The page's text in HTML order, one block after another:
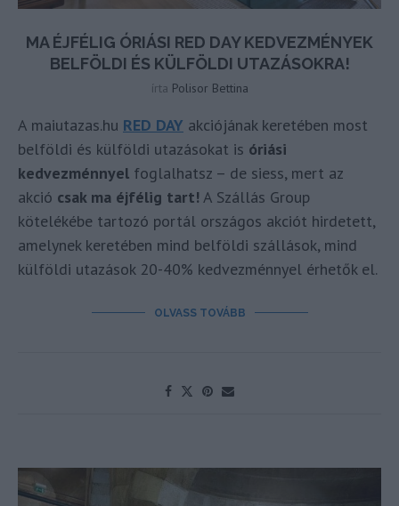
MA ÉJFÉLIG ÓRIÁSI RED DAY KEDVEZMÉNYEK
BELFÖLDI ÉS KÜLFÖLDI UTAZÁSOKRA!
írta Polisor Bettina
A maiutazas.hu RED DAY akciójának keretében most
belföldi és külföldi utazásokat is óriási
kedvezménnyel foglalhatsz – de siess, mert az
akció csak ma éjfélig tart! A Szállás Group
kötelékébe tartozó portál országos akciót hirdetett,
amelynek keretében mind belföldi szállások, mind
külföldi utazások 20-40% kedvezménnyel érhetők el.
OLVASS TOVÁBB